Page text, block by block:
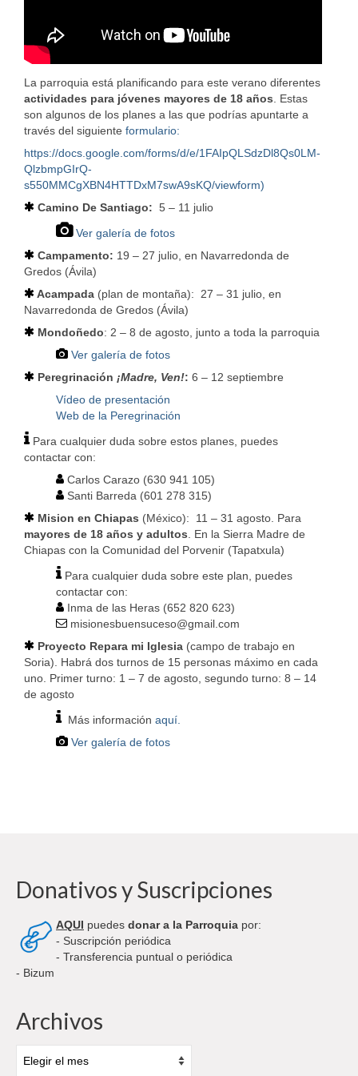
La parroquia está planificando para este verano diferentes
actividades para jóvenes mayores de 18 años. Estas
son algunos de los planes a las que podrías apuntarte a
través del siguiente formulario:
https://docs.google.com/forms/d/e/1FAIpQLSdzDl8Qs0LM-
QlzbmpGIrQ-
s550MMCgXBN4HTTDxM7swA9sKQ/viewform)
Camino De Santiago: 5 – 11 julio
Ver galería de fotos
Campamento: 19 – 27 julio, en Navarredonda de
Gredos (Ávila)
Acampada (plan de montaña): 27 – 31 julio, en
Navarredonda de Gredos (Ávila)
Mondoñedo: 2 – 8 de agosto, junto a toda la parroquia
Ver galería de fotos
Peregrinación ¡Madre, Ven!: 6 – 12 septiembre
Vídeo de presentación
Web de la Peregrinación
Para cualquier duda sobre estos planes, puedes
contactar con:
Carlos Carazo (630 941 105)
Santi Barreda (601 278 315)
Mision en Chiapas (México): 11 – 31 agosto. Para
mayores de 18 años y adultos. En la Sierra Madre de
Chiapas con la Comunidad del Porvenir (Tapatxula)
Para cualquier duda sobre este plan, puedes
contactar con:
Inma de las Heras (652 820 623)
misionesbuensuceso@gmail.com
Proyecto Repara mi Iglesia (campo de trabajo en
Soria). Habrá dos turnos de 15 personas máximo en cada
uno. Primer turno: 1 – 7 de agosto, segundo turno: 8 – 14
de agosto
Más información aquí.
Ver galería de fotos
Donativos y Suscripciones
AQUI puedes donar a la Parroquia por:
- Suscripción periódica
- Transferencia puntual o periódica
- Bizum
Archivos